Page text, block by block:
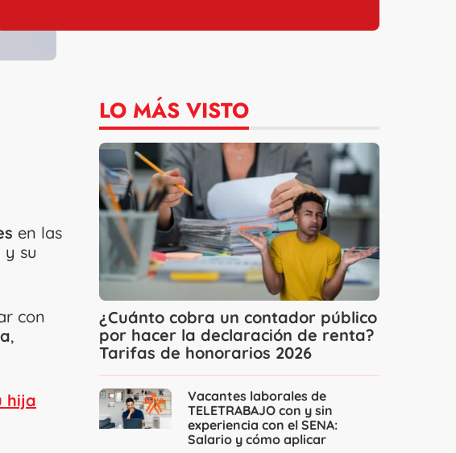
en las
y su
con
,
hija
LO MÁS VISTO
¿Cuánto cobra un contador público
por hacer la declaración de renta?
Tarifas de honorarios 2026
Vacantes laborales de
TELETRABAJO con y sin
experiencia con el SENA:
Salario y cómo aplicar